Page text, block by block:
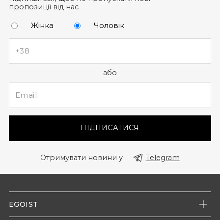
пропозиції від нас
Жінка Чоловік
або
ПІДПИСАТИСЯ
Отримувати новини у Telegram
EGOIST